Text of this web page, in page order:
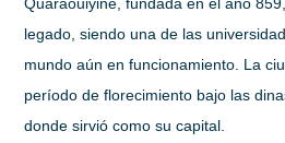
Quaraouiyine, fundada en el año
legado, siendo una de las
mundo aún en funcionamiento. La
período de florecimiento bajo las
donde sirvió como su capital.